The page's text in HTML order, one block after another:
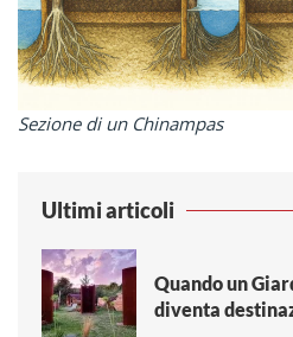
Sezione di un Chinampas
Ultimi articoli
Quando un
diventa